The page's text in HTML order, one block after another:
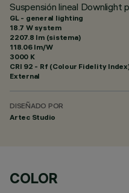
Suspensión lineal
GL - general lighting
18.7 W system
2207.8 lm (sistema)
118.06 lm/W
3000 K
CRI 92 - Rf (Colour Fidelity
External
DISEÑADO POR
Artec Studio
COLOR